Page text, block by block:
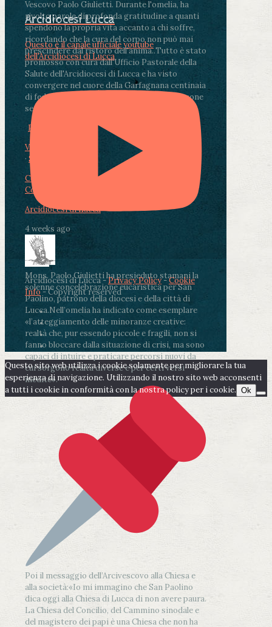
Vescovo Paolo Giulietti. Durante l'omelia, ha
rivolto parole di profonda gratitudine a quanti
spendono la propria vita accanto a chi soffre,
ricordando che la cura del corpo non può mai
prescindere dal ristoro dell'anima..Tutto è stato
promosso con cura dall'Ufficio Pastorale della
Salute dell'Arcidiocesi di Lucca e ha visto
convergere nel cuore della Garfagnana centinaia
di fedeli, operatori sanitari, volontari e persone
segnate dalla malattia.
Photo
View on Facebook
· Share
Condividi su Facebook
Condividi su LinkedIn
Arcidiocesi di Lucca
4 weeks ago
Mons. Paolo Giulietti ha presieduto stamani la
solenne concelebrazione eucaristica per San
Paolino, patrono della diocesi e della città di
Lucca.Nell’omelia ha indicato come esemplare
«l’atteggiamento delle minoranze creative:
realtà che, pur essendo piccole e fragili, non si
fanno bloccare dalla situazione di crisi, ma sono
capaci di intuire e praticare percorsi nuovi da
cui sorgono realtà diverse e per certi versi
inedite».
Poi il messaggio dell’Arcivescovo alla Chiesa e
alla società:«Io mi immagino che San Paolino
dica oggi alla Chiesa di Lucca di non avere paura.
La Chiesa del Concilio, del Cammino sinodale e
del magistero dei papi è una Chiesa che non ha
Arcidiocesi Lucca
Questo è il canale ufficiale youtube
dell'Arcidiocesi di Lucca
Arcidiocesi di Lucca -Privacy Policy-Cookie
Info- Copyright reserved
Questo sito web utilizza i cookie solamente per migliorare la tua
esperienza di navigazione. Utilizzando il nostro sito web acconsenti
a tutti i cookie in conformità con la nostra policy per i cookie. Ok